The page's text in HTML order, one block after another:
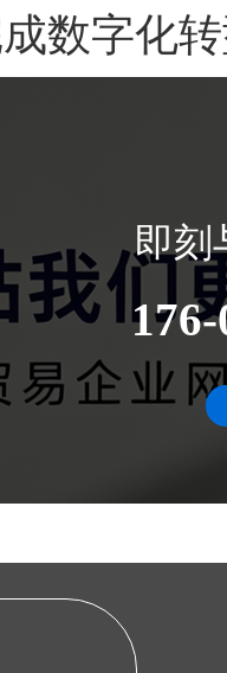
数字化
即刻